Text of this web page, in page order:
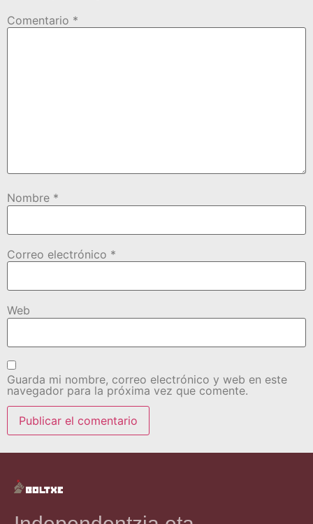
Comentario *
Nombre *
Correo electrónico *
Web
Guarda mi nombre, correo electrónico y web en este
navegador para la próxima vez que comente.